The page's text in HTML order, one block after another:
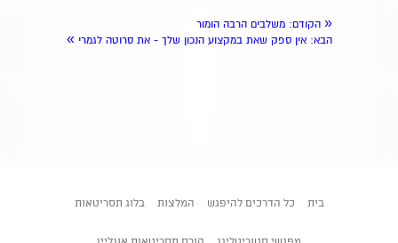
« הקודם: משלבים הרבה הומור
הבא: אין ספק שאת במקצוע הנכון שלך - את סרוטה לגמרי »
בית כל הדרכים להיפגש המלצות בלוג תסריטאות